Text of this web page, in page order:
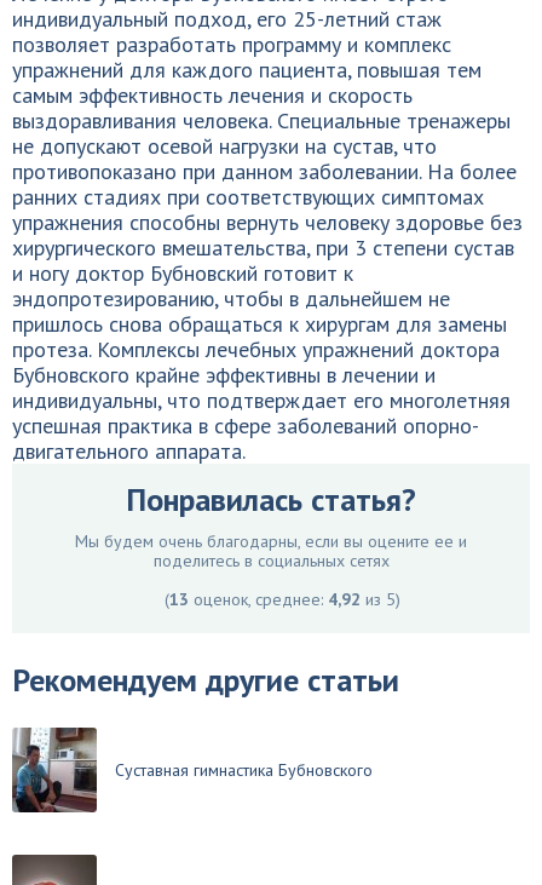
индивидуальный подход, его 25-летний стаж
позволяет разработать программу и комплекс
упражнений для каждого пациента, повышая тем
самым эффективность лечения и скорость
выздоравливания человека. Специальные тренажеры
не допускают осевой нагрузки на сустав, что
противопоказано при данном заболевании. На более
ранних стадиях при соответствующих симптомах
упражнения способны вернуть человеку здоровье без
хирургического вмешательства, при 3 степени сустав
и ногу доктор Бубновский готовит к
эндопротезированию, чтобы в дальнейшем не
пришлось снова обращаться к хирургам для замены
протеза. Комплексы лечебных упражнений доктора
Бубновского крайне эффективны в лечении и
индивидуальны, что подтверждает его многолетняя
успешная практика в сфере заболеваний опорно-
двигательного аппарата.
Понравилась статья?
Мы будем очень благодарны, если вы оцените ее и
поделитесь в социальных сетях
(13 оценок, среднее: 4,92 из 5)
Рекомендуем другие статьи
Суставная гимнастика Бубновского